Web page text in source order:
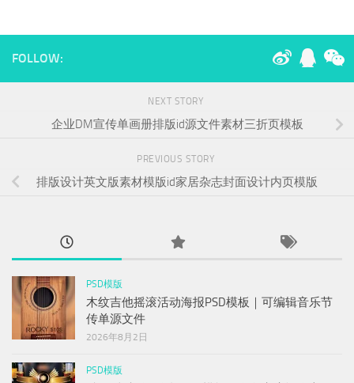
FOLLOW:
NEXT STORY
企业DM宣传单画册排版id源文件素材三折页模板
PREVIOUS STORY
排版设计英文版素材模版id家居杂志封面设计内页模版
PSD模版
木纹吉他摇滚活动海报PSD模板｜可编辑音乐节
传单源文件
2026年8月2日
PSD模版